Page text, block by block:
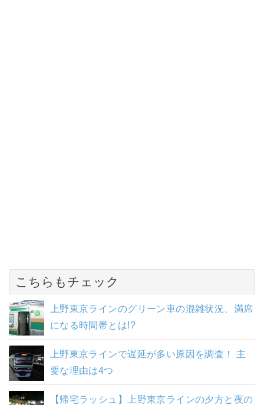
こちらもチェック
上野東京ラインのグリーン車の混雑状況、満席
になる時間帯とは!?
上野東京ラインで遅延が多い原因を調査！ 主
要な理由は4つ
【帰宅ラッシュ】上野東京ラインの夕方と夜の